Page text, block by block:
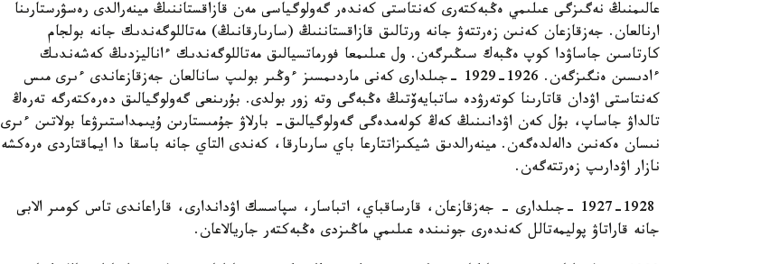
عالىمنىڭ نەگىزگى عىلىمي ەڭبەكتەرى كەنتاستى كەندەر گەولوگياسى مەن قازاقستاننىڭ مينەرالدى رەسۋرستارىنا
ارنالعان. جەزقازعان كەنىن زەرتتەۋ جانە ورتالىق قازاقستاننىڭ (سارىارقانىڭ) مەتاللوگەندىك جانە بولجام
كارتاسىن جاساۋدا كوپ ەڭبەك سىڭىرگەن. ول عىلىمعا فورماتسيالىق مەتاللوگەندىك ءاناليزدىڭ كەشەندىك
ءادىسىن ەنگىزگەن. 1926-1929 -جىلدارى كەنى ماردىمسىز ءوڭىر بولىپ سانالعان جەزقازعاندى ءىرى مىس
كەنتاستى اۋدان قاتارىنا كوتەرۋدە ساتبايەۆتىڭ ەڭبەگى وتە زور بولدى. بۇرىنعى گەولوگيالىق دەرەكتەرگە تەرەڭ
تالداۋ جاساپ، بۇل كەن اۋدانىنىڭ كەڭ كولەمدەگى گەولوگيالىق- بارلاۋ جۇمىستارىن ۇيىمداستىرۋعا بولاتىن ءىرى
نىسان ەكەنىن دالەلدەگەن. مينەرالدىق شيكىزاتتارعا باي سارىارقا، كەندى التاي جانە باسقا دا ايماقتاردى ەرەكشە
نازار اۋدارىپ زەرتتەگەن.
1927-1928 -جىلدارى - جەزقازعان، قارساقباي، اتباسار، سپاسسك اۋداندارى، قاراعاندى تاس كومىر الابى
جانە قاراتاۋ پوليمەتالل كەندەرى جونىندە عىلىمي ماڭىزدى ەڭبەكتەر جاريالاعان.